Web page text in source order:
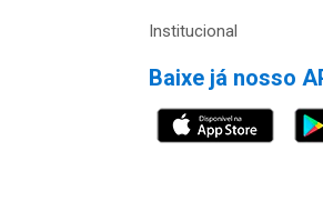
Institucional
Baixe já nosso